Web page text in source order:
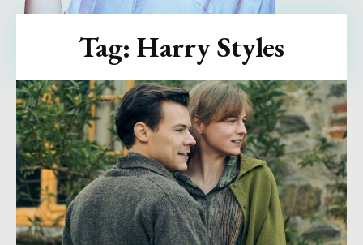
Tag: Harry Styles